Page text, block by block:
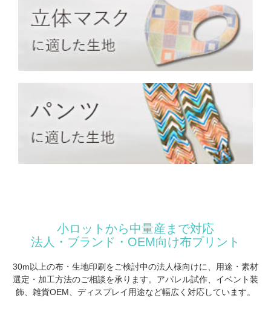
小ロットから中量産まで対応
法人・ブランド・OEM向け布プリント
30m以上の布・生地印刷をご検討中の法人様向けに、用途・素材
選定・加工方法のご相談を承ります。 アパレル試作、イベント装
飾、雑貨OEM、ディスプレイ用途など幅広く対応しています。